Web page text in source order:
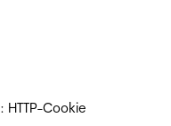
: HTTP-Cookie